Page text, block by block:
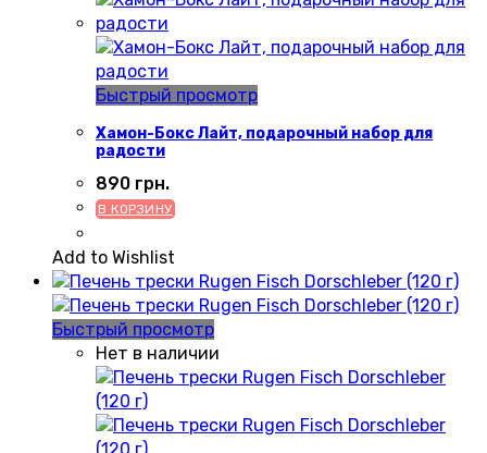
Быстрый просмотр
Хамон-Бокс Лайт, подарочный набор для
радости
890 грн.
В КОРЗИНУ
Add to Wishlist
Быстрый просмотр
Нет в наличии